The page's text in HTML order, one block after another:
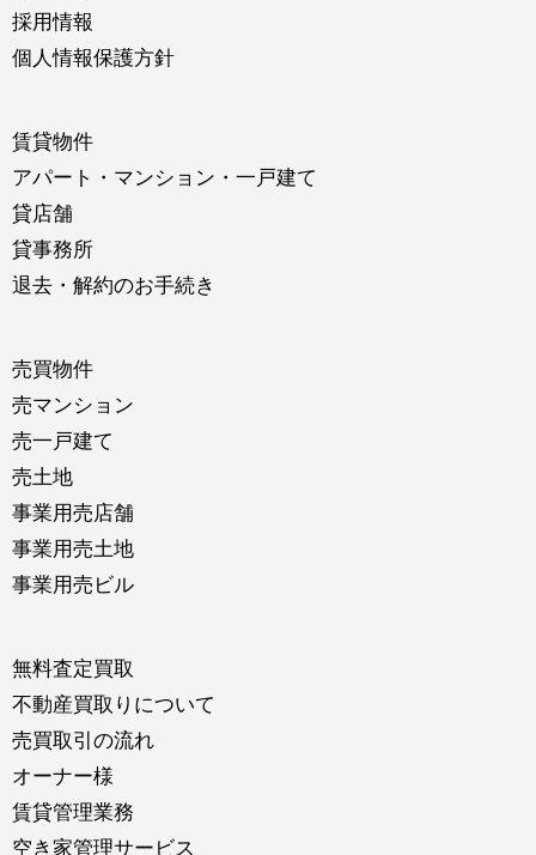
採用情報
個人情報保護方針
賃貸物件
アパート・マンション・一戸建て
貸店舗
貸事務所
退去・解約のお手続き
売買物件
売マンション
売一戸建て
売土地
事業用売店舗
事業用売土地
事業用売ビル
無料査定買取
不動産買取りについて
売買取引の流れ
オーナー様
賃貸管理業務
空き家管理サービス